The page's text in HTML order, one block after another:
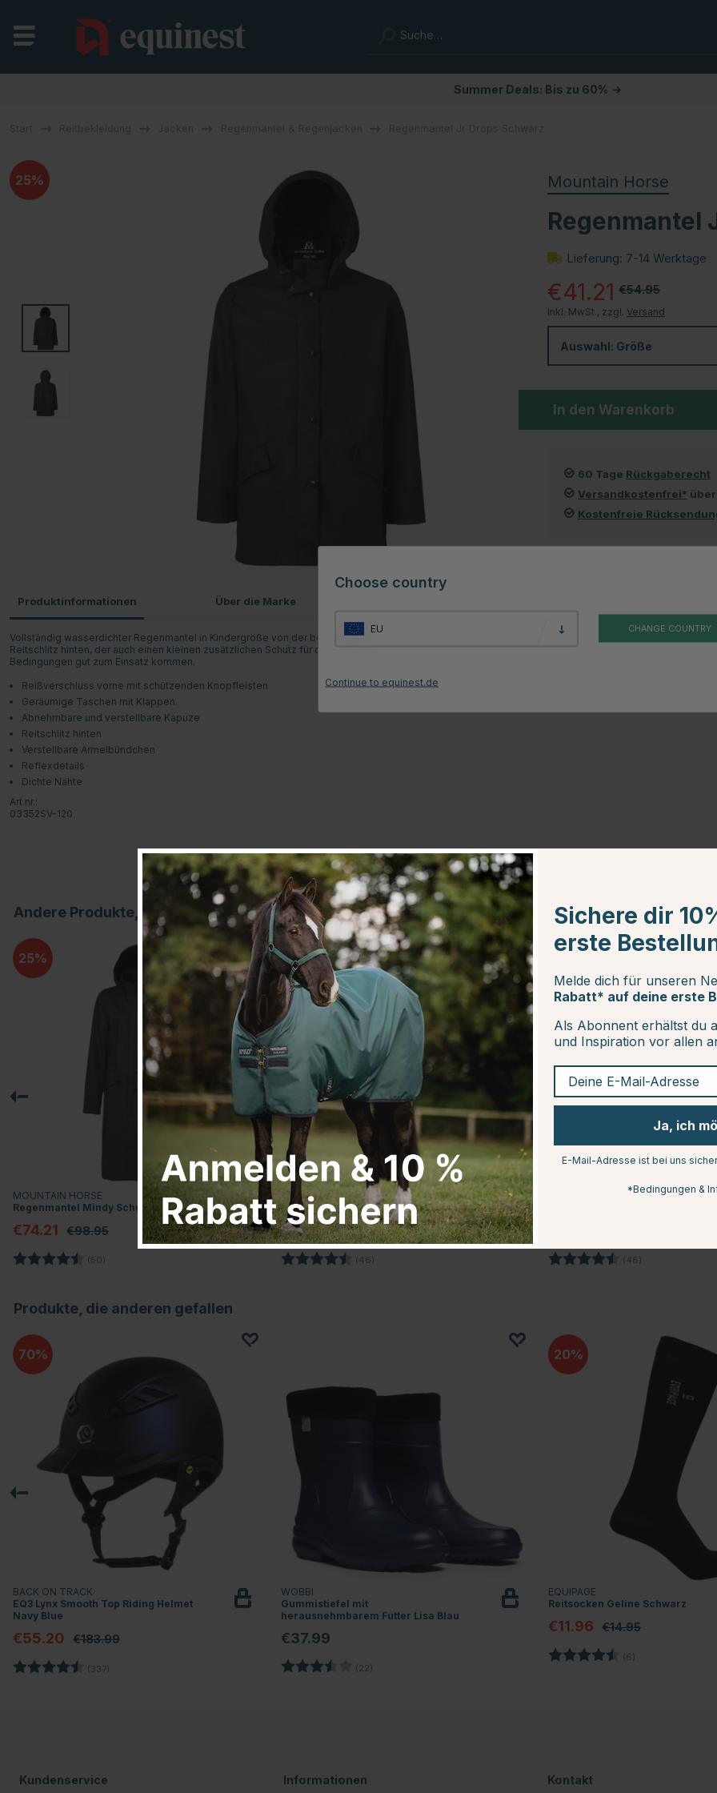
Summer Deals: Bis zu 60% →
25% Mountain Horse
Regenmantel
Lieferung: 7-14 Werktage
€54.95
€41.21
Inkl. MwSt., zzgl. Versand
Auswahl: Größe
In den Warenkorb
60 Tage Rückgaberecht
Versandkostenfrei* über
Kostenfreie
Produktinformationen
Vollständig wasserdichter Regenmantel in Kindergröße von der beliebten Marke Mountain Horse. Große geräumige Taschen vorne und ein
Reitschlitz hinten, der auch einen kleinen zusätzlichen Schutz für den Sattel bietet. Der Mantel verfügt auch über Reflexdetails, die bei dunkleren
Bedingungen gut zum Einsatz kommen.
Reißverschluss vorne mit schützenden Knopfleisten
Geräumige Taschen mit Klappen.
Abnehmbare und verstellbare Kapuze
Reitschlitz hinten
Verstellbare Ärmelbündchen
Reflexdetails
Dichte Nähte
Art.nr.:
03352SV-120
Über die Marke
Andere Produkte, die Ihnen gefallen könnten
25
MOUNTAIN HORSE
Regenmantel Mindy Schwarz
€74.21 €98.95
Bewertung: (50)
25
MOUNTAIN HORSE
Regenmantel Mindy Grün
€74.21 €98.95
Bewertung: (46)
MOUNTAIN HORSE
Bewertung: (48)
Produkte, die anderen gefallen
70
BACK ON TRACK
EQ3 Lynx Smooth Top Riding Helmet
Navy Blue
€55.20 €183.99
Bewertung: (337)
WOBBI
Gummistiefel mit
herausnehmbarem Futter Lisa Blau
€37.99
Bewertung: (22)
20
EQUIPAGE
Reitsocken Geline Schwarz
€11.96 €14.95
Bewertung: (6)
Kundenservice Informationen Kontakt
Choose country
EU CHANGE COUNTRY
Continue to equinest.de
Sichere dir
erste
Melde dich für unseren
Rabatt* auf deine erste
Als Abonnent erhältst du
und Inspiration vor allen
Deine E-Mail-Adresse
Ja, ich
E-Mail-Adresse ist bei uns
*Bedingungen &